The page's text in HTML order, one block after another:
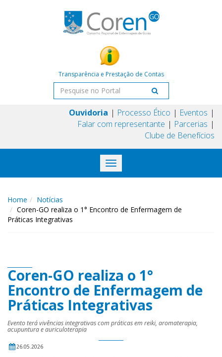
Transparência e Prestação de Contas
Ouvidoria Processo Ético
Eventos
Falar com representante
Parcerias
Clube de Benefícios
Toggle
navigation
Home
Notícias
Coren-GO realiza o 1° Encontro de Enfermagem de
Práticas Integrativas
Coren-GO realiza o 1°
Encontro de Enfermagem de
Práticas Integrativas
Evento terá vivências integrativas com práticas em reiki, aromaterapia,
acupuntura e auriculoterapia
26.05.2026